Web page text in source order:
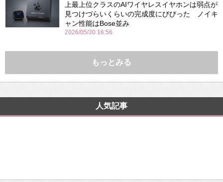
上最上位クラスのAIワイヤレスイヤホンは弱点が
見つけづらいくらいの完成度にびびった ノイキ
ャン性能はBose並み
2026/05/30 16:56
もっとみる
人気記事